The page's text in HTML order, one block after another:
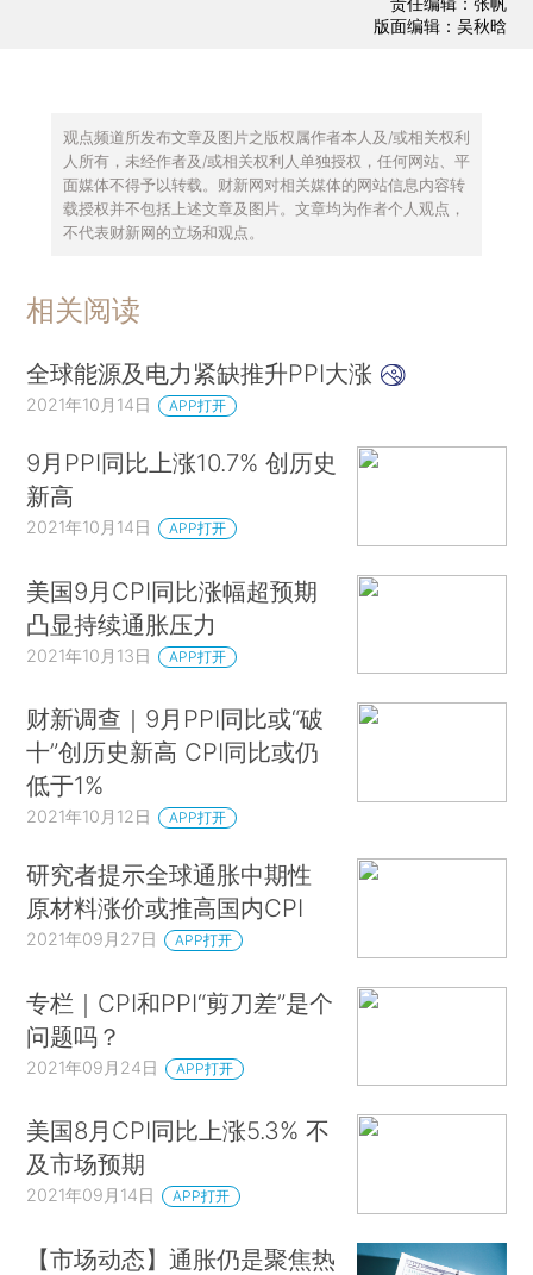
版面编辑：吴秋晗
观点频道所发布文章及图片之版权属作者本人及/或相关权利
人所有，未经作者及/或相关权利人单独授权，任何网站、平
面媒体不得予以转载。财新网对相关媒体的网站信息内容转
载授权并不包括上述文章及图片。文章均为作者个人观点，
不代表财新网的立场和观点。
相关阅读
全球能源及电力紧缺推升PPI大涨
2021年10月14日 APP打开
9月PPI同比上涨10.7% 创历史
新高
2021年10月14日 APP打开
美国9月CPI同比涨幅超预期
凸显持续通胀压力
2021年10月13日 APP打开
财新调查｜9月PPI同比或“破
十”创历史新高 CPI同比或仍
低于1%
2021年10月12日 APP打开
研究者提示全球通胀中期性
原材料涨价或推高国内CPI
2021年09月27日 APP打开
专栏｜CPI和PPI“剪刀差”是个
问题吗？
2021年09月24日 APP打开
美国8月CPI同比上涨5.3% 不
及市场预期
2021年09月14日 APP打开
【市场动态】通胀仍是聚焦热